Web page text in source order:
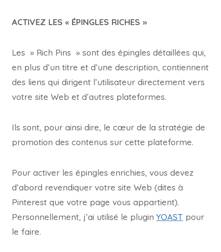
ACTIVEZ LES « ÉPINGLES RICHES »
Les » Rich Pins » sont des épingles détaillées qui,
en plus d’un titre et d’une description, contiennent
des liens qui dirigent l’utilisateur directement vers
votre site Web et d’autres plateformes.
Ils sont, pour ainsi dire, le cœur de la stratégie de
promotion des contenus sur cette plateforme.
Pour activer les épingles enrichies, vous devez
d’abord revendiquer votre site Web (dites à
Pinterest que votre page vous appartient).
Personnellement, j’ai utilisé le plugin YOAST pour
le faire.